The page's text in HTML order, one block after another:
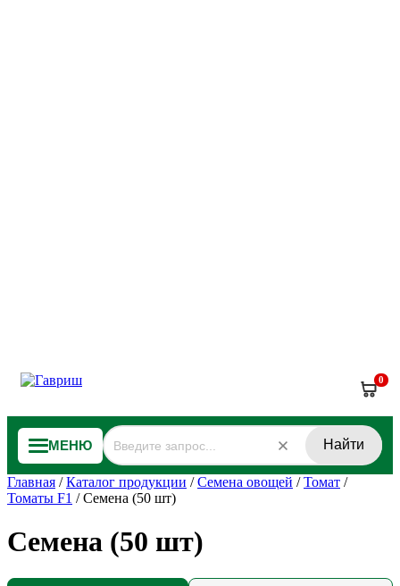
0
МЕНЮ Найти
Главная /Каталог продукции /Семена овощей /Томат /
Томаты F1 /Семена (50 шт)
Семена (50 шт)